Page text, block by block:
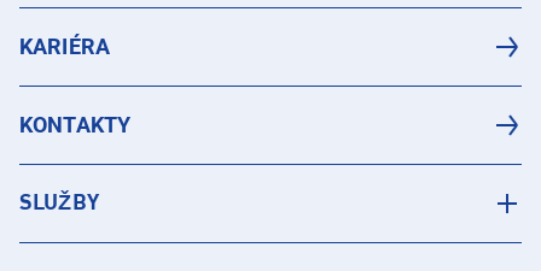
KARIÉRA
KONTAKTY
SLUŽBY